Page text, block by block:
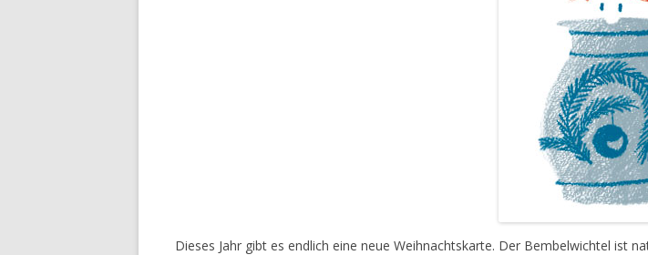
Dieses Jahr gibt es endlich eine neue Weihnachtskarte. Der Bembelwichtel ist